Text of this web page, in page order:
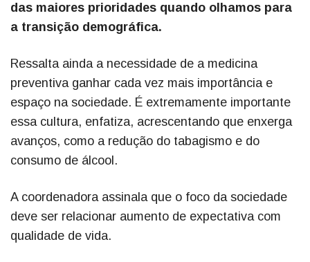
das maiores prioridades quando olhamos para
a transição demográfica.
Ressalta ainda a necessidade de a medicina
preventiva ganhar cada vez mais importância e
espaço na sociedade. É extremamente importante
essa cultura, enfatiza, acrescentando que enxerga
avanços, como a redução do tabagismo e do
consumo de álcool.
A coordenadora assinala que o foco da sociedade
deve ser relacionar aumento de expectativa com
qualidade de vida.